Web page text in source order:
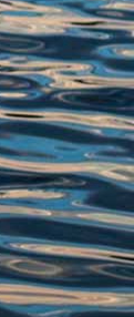
bbox_w
=
"1425"
bbox_h
=
"900"
fsize
=
"16"
fweight
=
"3"
سرخ
=
"65"
سبز